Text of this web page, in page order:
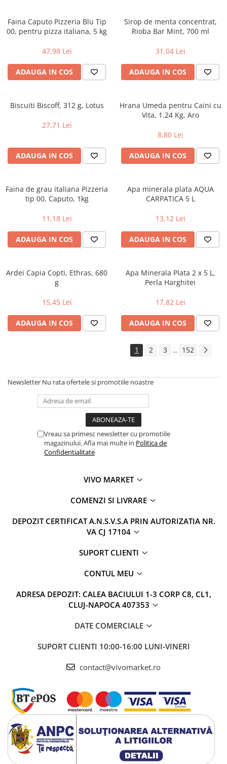
Faina Caputo Pizzeria Blu Tip
00, pentru pizza italiana, 5 kg
47,98 Lei
ADAUGA IN COS
Sirop de menta concentrat,
Rioba Bar Mint, 700 ml
31,04 Lei
ADAUGA IN COS
Biscuiti Biscoff, 312 g, Lotus
27,71 Lei
ADAUGA IN COS
Hrana Umeda pentru Caini cu
Vita, 1.24 Kg, Aro
8,80 Lei
ADAUGA IN COS
Faina de grau italiana Pizzeria
tip 00, Caputo, 1kg
11,18 Lei
ADAUGA IN COS
Apa minerala plata AQUA
CARPATICA 5 L
13,12 Lei
ADAUGA IN COS
Ardei Capia Copti, Ethras, 680
g
15,45 Lei
ADAUGA IN COS
Apa Minerala Plata 2 x 5 L,
Perla Harghitei
17,82 Lei
ADAUGA IN COS
1 2 3 ... 152
Newsletter Nu rata ofertele si promotiile noastre
Vreau sa primesc newsletter cu promotiile
magazinului. Afla mai multe in Politica de
Confidentialitate
VIVO MARKET
COMENZI SI LIVRARE
DEPOZIT CERTIFICAT A.N.S.V.S.A PRIN AUTORIZATIA NR.
VA CJ 17104
SUPORT CLIENTI
CONTUL MEU
ADRESA DEPOZIT: CALEA BACIULUI 1-3 CORP C8, CL1,
CLUJ-NAPOCA 407353
DATE COMERCIALE
SUPORT CLIENTI 10:00-16:00 LUNI-VINERI
contact@vivomarket.ro